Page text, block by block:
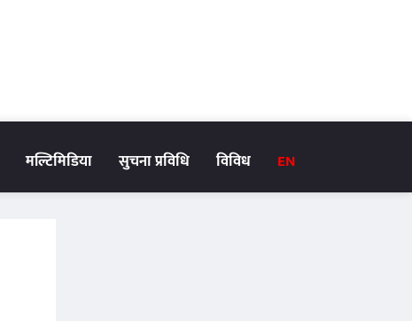
मल्टिमिडिया सुचना प्रविधि विविध EN